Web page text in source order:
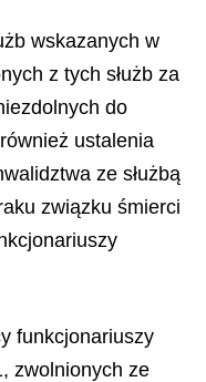
wskazanych w
z tych służb za
do
ustalenia
ze służbą
związku śmierci
funkcjonariuszy
zwolnionych ze